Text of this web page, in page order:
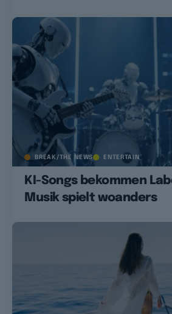
BREAK/THE NEWS ENTERTAIN
KI-Songs bekommen
Musik spielt woanders